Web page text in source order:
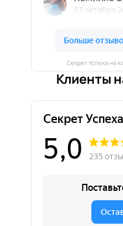
Секрет Успеха на
Клиенты